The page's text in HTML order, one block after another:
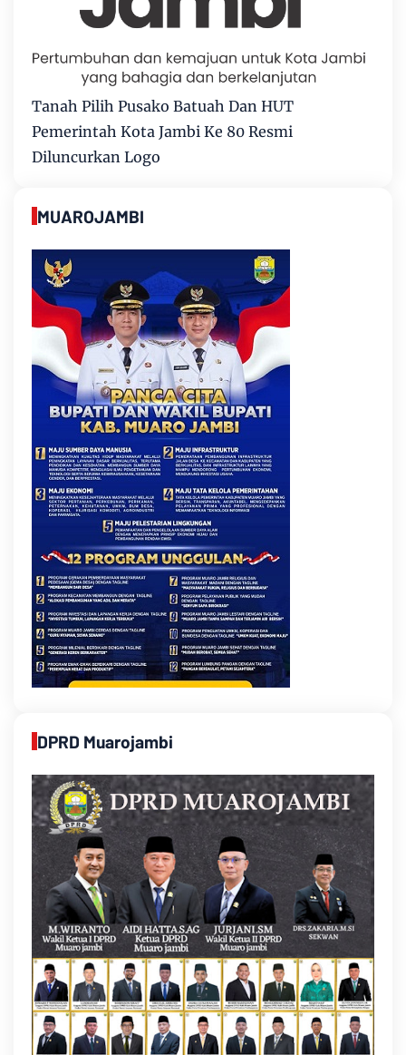
Tanah Pilih Pusako Batuah Dan HUT
Pemerintah Kota Jambi Ke 80 Resmi
Diluncurkan Logo
MUAROJAMBI
DPRD Muarojambi